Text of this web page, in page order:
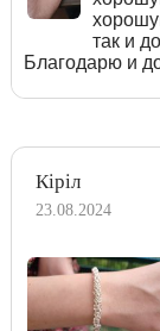
так и
Благодарю и
Кіріл
23.08.2024